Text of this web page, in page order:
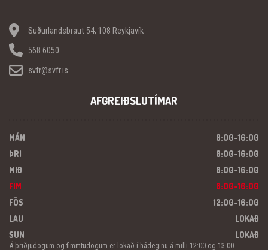
Suðurlandsbraut 54, 108 Reykjavík
568 6050
svfr@svfr.is
AFGREIÐSLUTÍMAR
MÁN
8:00-16:00
ÞRI
8:00-16:00
MIÐ
8:00-16:00
FIM
8:00-16:00
FÖS
12:00-16:00
LAU
LOKAÐ
SUN
LOKAÐ
Á þriðjudögum og fimmtudögum er lokað í hádeginu á milli 12:00 og 13:00